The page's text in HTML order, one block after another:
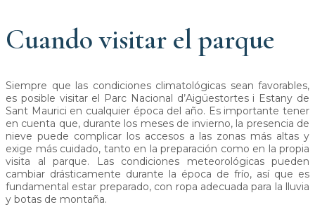
Cuando visitar el parque
Siempre que las condiciones climatológicas sean favorables,
es posible visitar el Parc Nacional d’Aigüestortes i Estany de
Sant Maurici en cualquier época del año. Es importante tener
en cuenta que, durante los meses de invierno, la presencia de
nieve puede complicar los accesos a las zonas más altas y
exige más cuidado, tanto en la preparación como en la propia
visita al parque. Las condiciones meteorológicas pueden
cambiar drásticamente durante la época de frío, así que es
fundamental estar preparado, con ropa adecuada para la lluvia
y botas de montaña.